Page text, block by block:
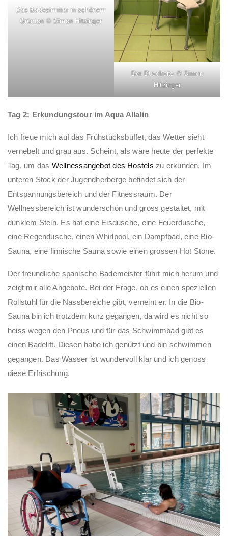
Das Badezimmer in schönem
Grünton © Simon Hitzinger
Der Duschsitz © Simon
Hitzinger
Tag 2: Erkundungstour im Aqua Allalin
Ich freue mich auf das Frühstücksbuffet, das Wetter sieht
vernebelt und grau aus. Scheint, als wäre heute der perfekte
Tag, um das Wellnessangebot des Hostels zu erkunden. Im
unteren Stock der Jugendherberge befindet sich der
Entspannungsbereich und der Fitnessraum. Der
Wellnessbereich ist wunderschön und gross gestaltet, mit
dunklem Stein. Es hat eine Eisdusche, eine Feuerdusche,
eine Regendusche, einen Whirlpool, ein Dampfbad, eine Bio-
Sauna, eine finnische Sauna sowie einen grossen Hot Stone.
Der freundliche spanische Bademeister führt mich herum und
zeigt mir alle Angebote. Bei der Frage, ob es einen speziellen
Rollstuhl für die Nassbereiche gibt, verneint er. In die Bio-
Sauna bin ich trotzdem kurz gegangen, da wird es nicht so
heiss wegen den Pneus und für das Schwimmbad gibt es
einen Badelift. Diesen habe ich genutzt und bin schwimmen
gegangen. Das Wasser ist wundervoll klar und ich genoss
diese Erfrischung.